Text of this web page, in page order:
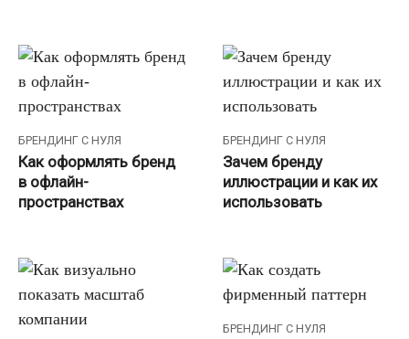
БРЕНДИНГ С НУЛЯ
Как оформлять бренд
в офлайн-
пространствах
БРЕНДИНГ С НУЛЯ
Зачем бренду
иллюстрации и как их
использовать
БРЕНДИНГ С НУЛЯ